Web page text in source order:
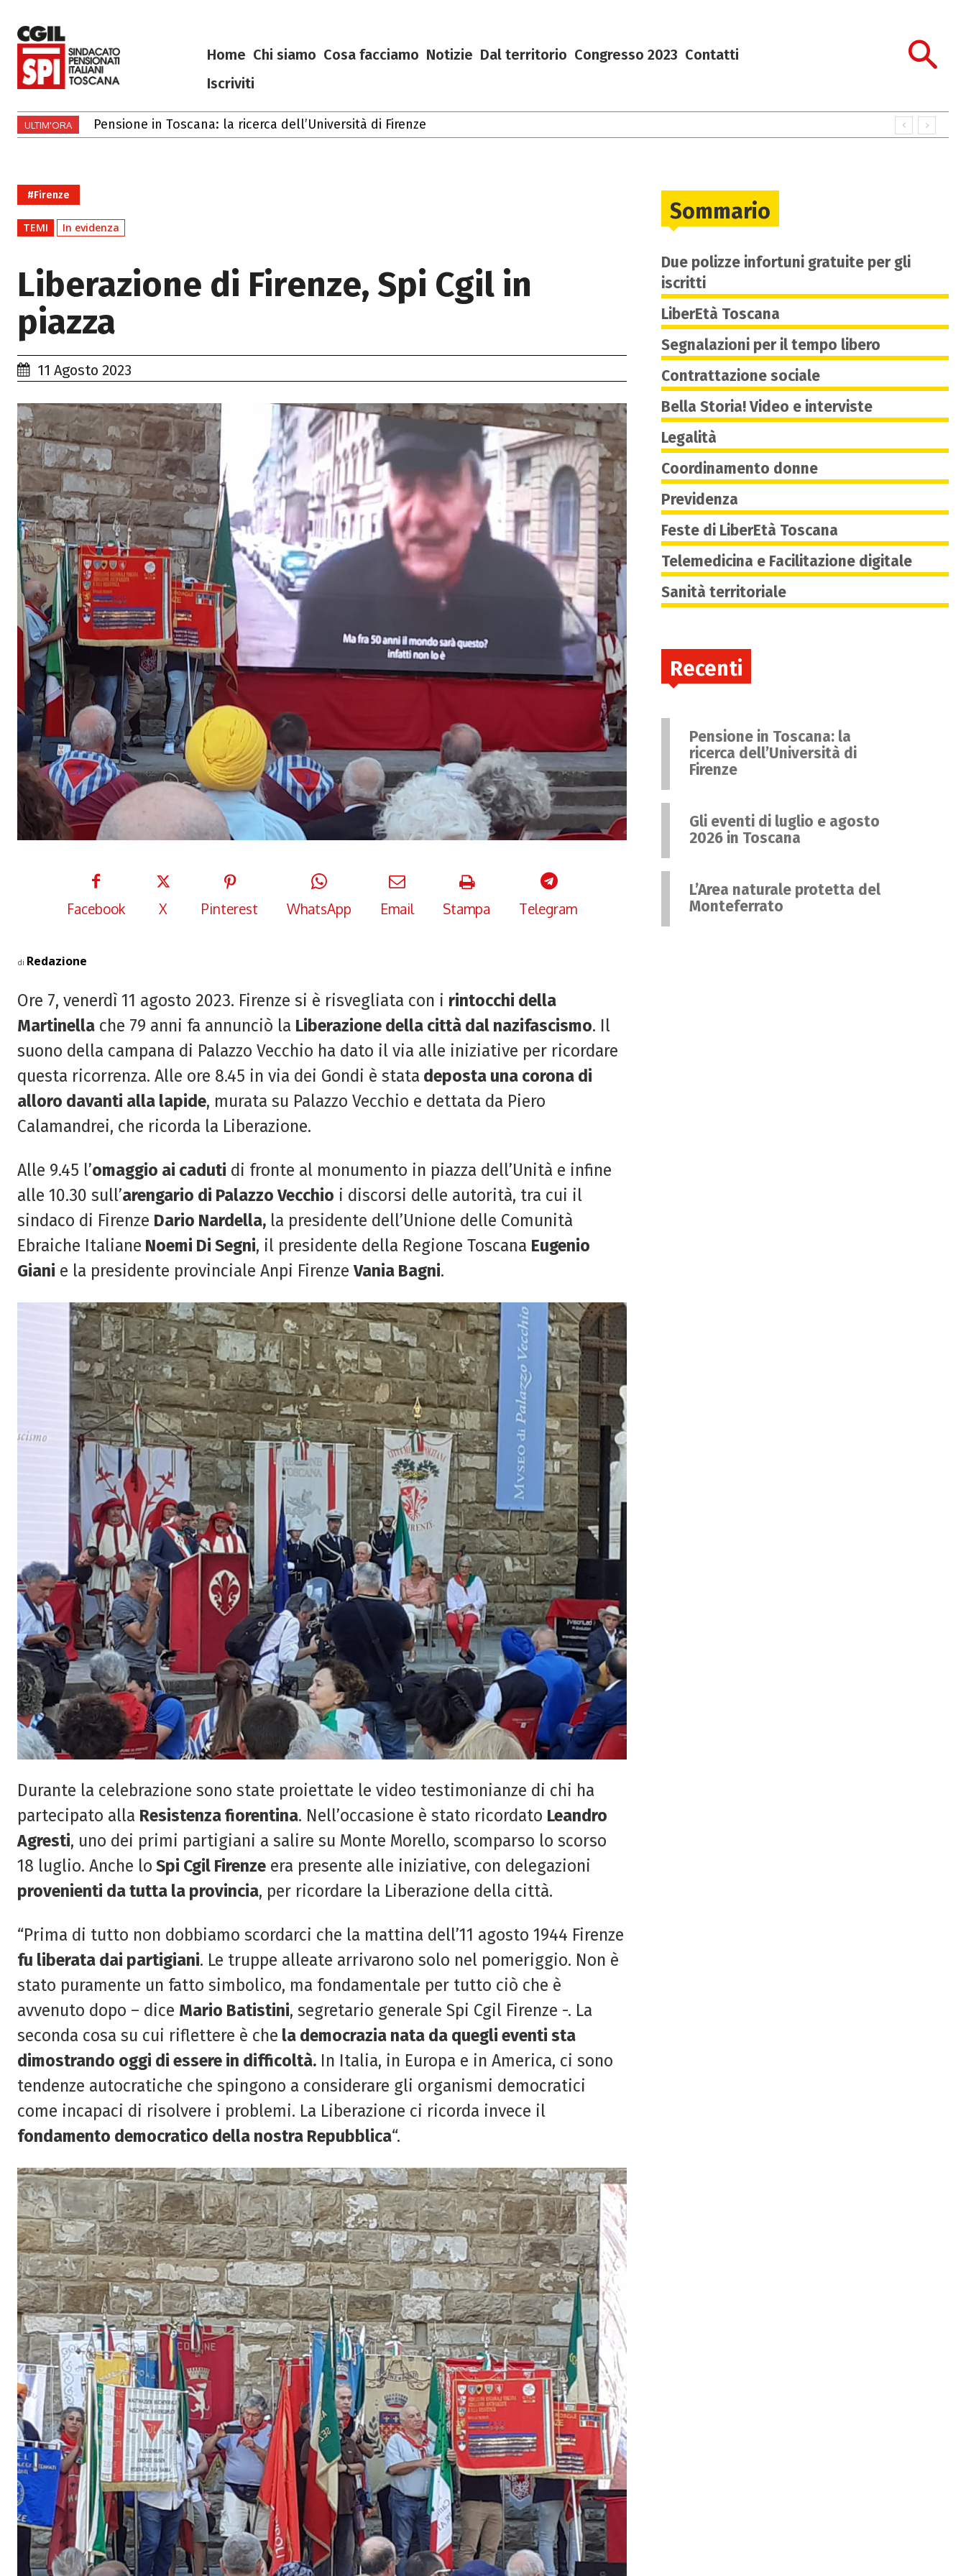
Home Chi siamo Cosa facciamo Notizie Dal territorio Congresso 2023 Contatti
Iscriviti
ULTIM'ORA Gli eventi di luglio e agosto 2026 in Toscana
#Firenze
TEMI In evidenza
Liberazione di Firenze, Spi Cgil in
piazza
11 Agosto 2023
Facebook X Pinterest WhatsApp Email Stampa Telegram
di Redazione
Ore 7, venerdì 11 agosto 2023. Firenze si è risvegliata con i rintocchi della
Martinella che 79 anni fa annunciò la Liberazione della città dal nazifascismo. Il
suono della campana di Palazzo Vecchio ha dato il via alle iniziative per ricordare
questa ricorrenza. Alle ore 8.45 in via dei Gondi è stata deposta una corona di
alloro davanti alla lapide, murata su Palazzo Vecchio e dettata da Piero
Calamandrei, che ricorda la Liberazione.
Alle 9.45 l’omaggio ai caduti di fronte al monumento in piazza dell’Unità e infine
alle 10.30 sull’arengario di Palazzo Vecchio i discorsi delle autorità, tra cui il
sindaco di Firenze Dario Nardella, la presidente dell’Unione delle Comunità
Ebraiche Italiane Noemi Di Segni, il presidente della Regione Toscana Eugenio
Giani e la presidente provinciale Anpi FirenzeVania Bagni.
Durante la celebrazione sono state proiettate le video testimonianze di chi ha
partecipato alla Resistenza fiorentina. Nell’occasione è stato ricordato Leandro
Agresti, uno dei primi partigiani a salire su Monte Morello, scomparso lo scorso
18 luglio. Anche lo Spi Cgil Firenze era presente alle iniziative, con delegazioni
provenienti da tutta la provincia, per ricordare la Liberazione della città.
“Prima di tutto non dobbiamo scordarci che la mattina dell’11 agosto 1944 Firenze
fu liberata dai partigiani. Le truppe alleate arrivarono solo nel pomeriggio. Non è
stato puramente un fatto simbolico, ma fondamentale per tutto ciò che è
avvenuto dopo – dice Mario Batistini, segretario generale Spi Cgil Firenze -. La
seconda cosa su cui riflettere è che la democrazia nata da quegli eventi sta
dimostrando oggi di essere in difficoltà. In Italia, in Europa e in America, ci sono
tendenze autocratiche che spingono a considerare gli organismi democratici
come incapaci di risolvere i problemi. La Liberazione ci ricorda invece il
fondamento democratico della nostra Repubblica“.
Sommario
Due polizze infortuni gratuite per gli
iscritti
LiberEtà Toscana
Segnalazioni per il tempo libero
Contrattazione sociale
Bella Storia! Video e interviste
Legalità
Coordinamento donne
Previdenza
Feste di LiberEtà Toscana
Telemedicina e Facilitazione digitale
Sanità territoriale
Recenti
Pensione in Toscana: la
ricerca dell’Università di
Firenze
Gli eventi di luglio e agosto
2026 in Toscana
L’Area naturale protetta del
Monteferrato